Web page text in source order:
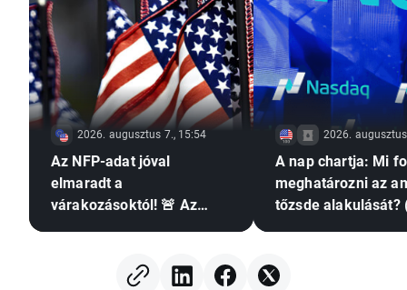
2026. augusztus 7., 15:54
Az NFP-adat jóval
elmaradt a
várakozásoktól! 🚨 Az
2026.
A nap chartja: Mi
meghatározni az
tőzsde alakulását?